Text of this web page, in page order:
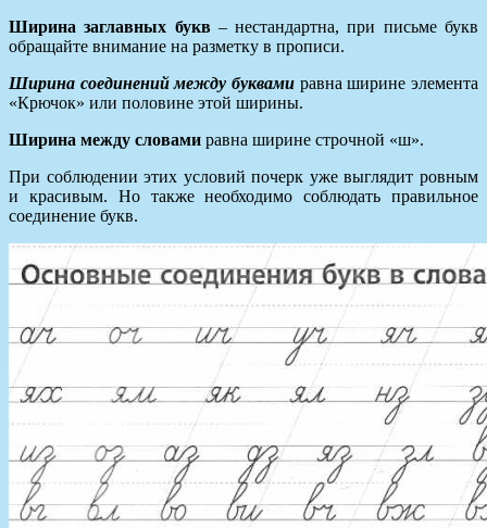
Ширина заглавных букв – нестандартна, при письме букв
обращайте внимание на разметку в прописи.
Ширина соединений между буквами равна ширине элемента
«Крючок» или половине этой ширины.
Ширина между словами равна ширине строчной «ш».
При соблюдении этих условий почерк уже выглядит ровным
и красивым. Но также необходимо соблюдать правильное
соединение букв.